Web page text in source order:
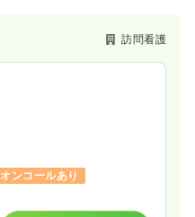
訪問看護
オンコールあり